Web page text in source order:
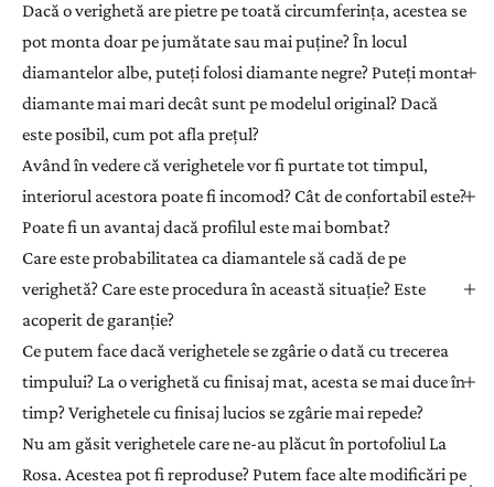
Dacă o verighetă are pietre pe toată circumferința, acestea se
pot monta doar pe jumătate sau mai puține? În locul
diamantelor albe, puteți folosi diamante negre? Puteți monta
diamante mai mari decât sunt pe modelul original? Dacă
este posibil, cum pot afla prețul?
Având în vedere că verighetele vor fi purtate tot timpul,
interiorul acestora poate fi incomod? Cât de confortabil este?
Poate fi un avantaj dacă profilul este mai bombat?
Care este probabilitatea ca diamantele să cadă de pe
verighetă? Care este procedura în această situație? Este
acoperit de garanție?
Ce putem face dacă verighetele se zgârie o dată cu trecerea
timpului? La o verighetă cu finisaj mat, acesta se mai duce în
timp? Verighetele cu finisaj lucios se zgârie mai repede?
Nu am găsit verighetele care ne-au plăcut în portofoliul La
Rosa. Acestea pot fi reproduse? Putem face alte modificări pe